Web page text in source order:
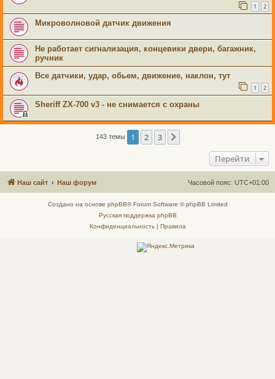
1 2
Микроволновой датчик движения
Не работает сигнализация, концевики двери, багажник,
ручник
Все датчики, удар, обьем, движение, наклон, тут
1 2
Sheriff ZX-700 v3 - не снимается с охраны
143 темы 1 2 3
Перейти
Наш сайт Наш форум Часовой пояс: UTC+01:00
Создано на основе phpBB® Forum Software © phpBB Limited
Русская поддержка phpBB
Конфиденциальность| Правила